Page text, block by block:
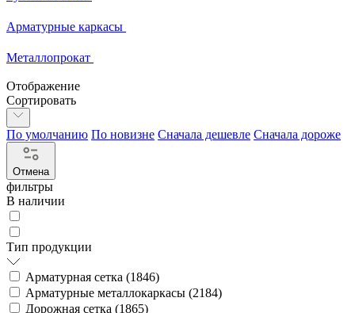
Арматурные каркасы
Металлопрокат
Отображение
Сортировать
По умолчанию По новизне Сначала дешевле Сначала дороже
Отмена
фильтры
В наличии
Тип продукции
Арматурная сетка (1846)
Арматурные металлокаркасы (2184)
Дорожная сетка (1865)